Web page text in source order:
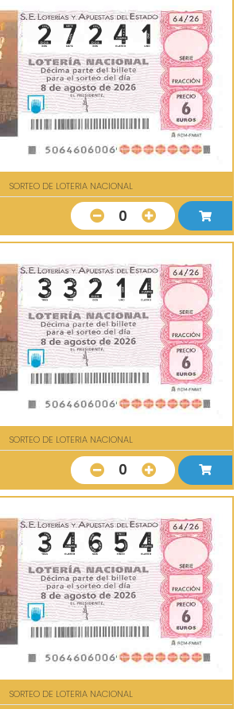
SORTEO DE LOTERIA NACIONAL
0
SORTEO DE LOTERIA NACIONAL
0
SORTEO DE LOTERIA NACIONAL